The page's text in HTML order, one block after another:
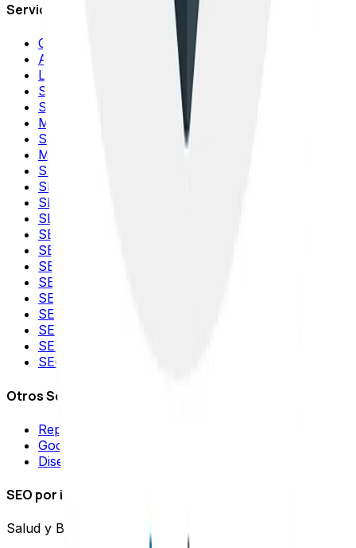
Servicios SEO
Consultoría SEO
Auditoría SEO
Link Building
SEO Local
SEO para Ecommerce
Migración SEO
SEO Internacional
Marketing de Contenidos
SEO para Wordpress
SEO para WooCommerce
SEO para Shopify
SEO para Magento
SEO para VTEX
SEO para Wix
SEO para Squarespace
SEO para PrestaShop
SEO para TikTok
SEO para YouTube
SEO para Instagram
SEO para aplicaciones móviles
SEO para IA
Otros Servicios
Reputación Online
Google Ads
Diseño Web
SEO por industrias
Salud y Bienestar